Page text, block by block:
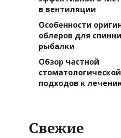
в вентиляции
Особенности
облеров для
рыбалки
Обзор частной
подходов к
Свежие